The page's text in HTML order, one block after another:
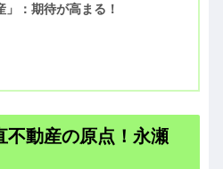
」：期待が高まる！
不動産の原点！永瀬